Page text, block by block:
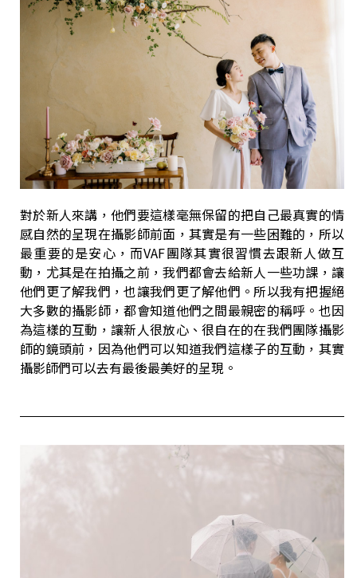
對於新人來講，他們要這樣毫無保留的把自己最真實的情
感自然的呈現在攝影師前面，其實是有一些困難的，所以
最重要的是安心，而VAF團隊其實很習慣去跟新人做互
動，尤其是在拍攝之前，我們都會去給新人一些功課，讓
他們更了解我們，也讓我們更了解他們。所以我有把握絕
大多數的攝影師，都會知道他們之間最親密的稱呼。也因
為這樣的互動，讓新人很放心、很自在的在我們團隊攝影
師的鏡頭前，因為他們可以知道我們這樣子的互動，其實
攝影師們可以去有最後最美好的呈現。